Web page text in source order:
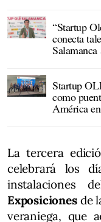
“Startup
conecta
Startup
como
América
La tercera
celebrará los
instalaciones
Exposicionesde
veraniega, que